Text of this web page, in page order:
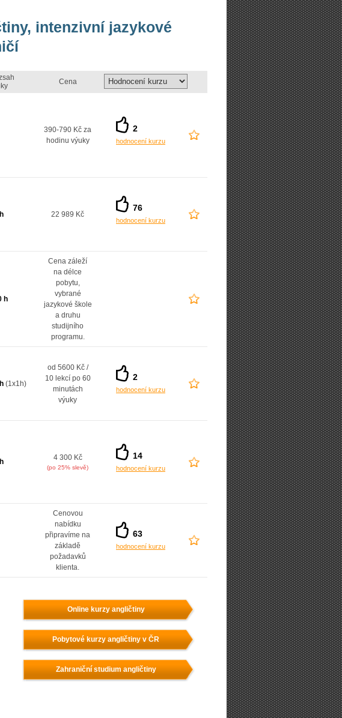
intenzivní jazykové
Cena
390-790 Kč za
hodinu výuky
2
hodnocení kurzu
22 989 Kč
76
hodnocení kurzu
h
Cena záleží
na délce
pobytu,
vybrané
jazykové škole
a druhu
studijního
programu.
(1x1h)
od 5600 Kč /
10 lekcí po 60
minutách
výuky
2
hodnocení kurzu
4 300 Kč
(po 25% slevě)
14
hodnocení kurzu
Cenovou
nabídku
připravíme na
základě
požadavků
klienta.
63
hodnocení kurzu
Online kurzy angličtiny
Pobytové kurzy angličtiny v ČR
Zahraniční studium angličtiny